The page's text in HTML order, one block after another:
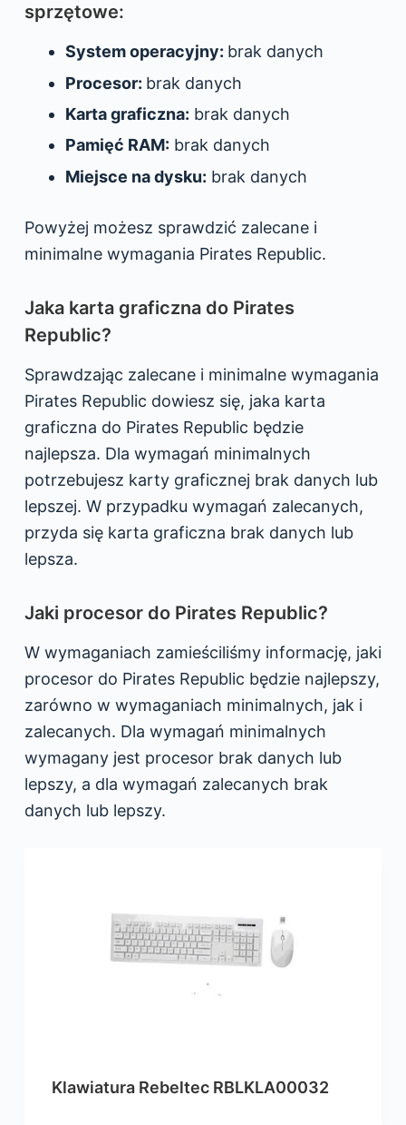
sprzętowe:
System operacyjny: brak danych
Procesor: brak danych
Karta graficzna: brak danych
Pamięć RAM: brak danych
Miejsce na dysku: brak danych
Powyżej możesz sprawdzić zalecane i
minimalne wymagania Pirates Republic.
Jaka karta graficzna do Pirates
Republic?
Sprawdzając zalecane i minimalne wymagania
Pirates Republic dowiesz się, jaka karta
graficzna do Pirates Republic będzie
najlepsza. Dla wymagań minimalnych
potrzebujesz karty graficznej brak danych lub
lepszej. W przypadku wymagań zalecanych,
przyda się karta graficzna brak danych lub
lepsza.
Jaki procesor do Pirates Republic?
W wymaganiach zamieściliśmy informację, jaki
procesor do Pirates Republic będzie najlepszy,
zarówno w wymaganiach minimalnych, jak i
zalecanych. Dla wymagań minimalnych
wymagany jest procesor brak danych lub
lepszy, a dla wymagań zalecanych brak
danych lub lepszy.
Klawiatura Rebeltec RBLKLA00032